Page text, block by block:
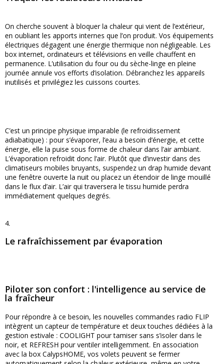
On cherche souvent à bloquer la chaleur qui vient de l’extérieur,
en oubliant les apports internes que l’on produit. Vos équipements
électriques dégagent une énergie thermique non négligeable. Les
box internet, ordinateurs et télévisions en veille chauffent en
permanence. L’utilisation du four ou du sèche-linge en pleine
journée annule vos efforts d’isolation. Débranchez les appareils
inutilisés et privilégiez les cuissons courtes.
C’est un principe physique imparable (le refroidissement
adiabatique) : pour s’évaporer, l’eau a besoin d’énergie, et cette
énergie, elle la puise sous forme de chaleur dans l’air ambiant.
L’évaporation refroidit donc l’air. Plutôt que d’investir dans des
climatiseurs mobiles bruyants, suspendez un drap humide devant
une fenêtre ouverte la nuit ou placez un étendoir de linge mouillé
dans le flux d’air. L’air qui traversera le tissu humide perdra
immédiatement quelques degrés.
4.
Le rafraîchissement par évaporation
Piloter son confort : l'intelligence au service de
la fraîcheur
Pour répondre à ce besoin, les nouvelles commandes radio FLIP
intègrent un capteur de température et deux touches dédiées à la
gestion estivale : COOLIGHT pour tamiser sans s’isoler dans le
noir, et REFRESH pour ventiler intelligemment. En association
avec la box CalypsHOME, vos volets peuvent se fermer